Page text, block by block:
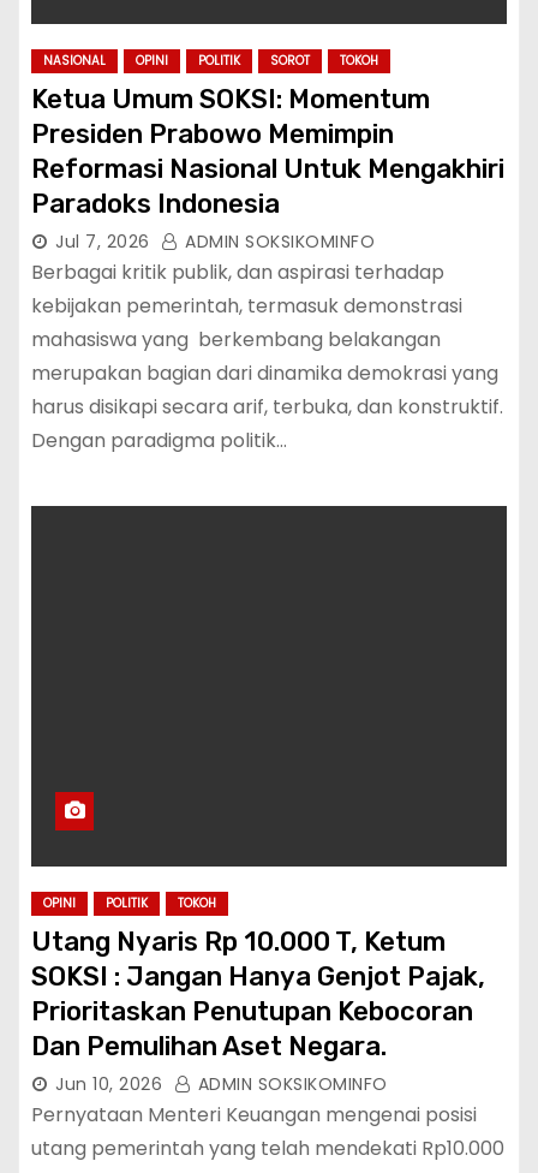
NASIONAL OPINI POLITIK SOROT TOKOH
Ketua Umum SOKSI: Momentum
Presiden Prabowo Memimpin
Reformasi Nasional Untuk Mengakhiri
Paradoks Indonesia
Jul 7, 2026 ADMIN SOKSIKOMINFO
Berbagai kritik publik, dan aspirasi terhadap
kebijakan pemerintah, termasuk demonstrasi
mahasiswa yang berkembang belakangan
merupakan bagian dari dinamika demokrasi yang
harus disikapi secara arif, terbuka, dan konstruktif.
Dengan paradigma politik…
OPINI POLITIK TOKOH
Utang Nyaris Rp 10.000 T, Ketum
SOKSI : Jangan Hanya Genjot Pajak,
Prioritaskan Penutupan Kebocoran
Dan Pemulihan Aset Negara.
Jun 10, 2026 ADMIN SOKSIKOMINFO
Pernyataan Menteri Keuangan mengenai posisi
utang pemerintah yang telah mendekati Rp10.000